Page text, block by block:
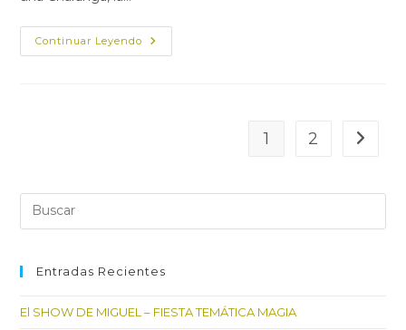
Continuar Leyendo LLEGO
LA
1 2 Ir a la
Entradas Recientes
El SHOW DE MIGUEL – FIESTA TEMÁTICA MAGIA